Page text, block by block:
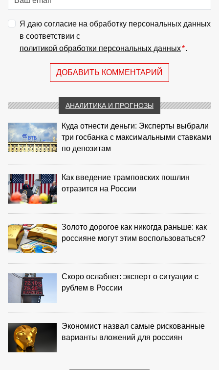
Я даю согласие на обработку персональных данных
в соответствии с
политикой обработки персональных данных*.
ДОБАВИТЬ КОММЕНТАРИЙ
АНАЛИТИКА И ПРОГНОЗЫ
Куда отнести деньги: Эксперты выбрали
три госбанка с максимальными ставками
по депозитам
Как введение трамповских пошлин
отразится на России
Золото дорогое как никогда раньше: как
россияне могут этим воспользоваться?
Скоро ослабнет: эксперт о ситуации с
рублем в России
Экономист назвал самые рискованные
варианты вложений для россиян